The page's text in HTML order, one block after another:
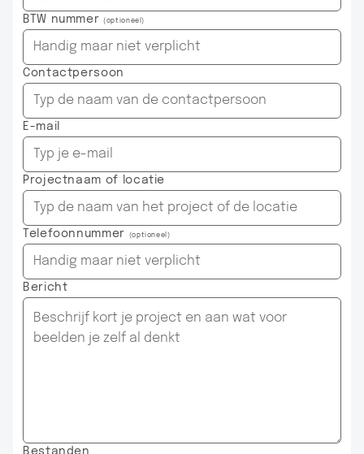
BTW nummer(optioneel)
Contactpersoon
E-mail
Projectnaam of locatie
Telefoonnummer (optioneel)
Bericht
Bestanden